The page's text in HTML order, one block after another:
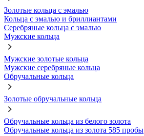
Золотые кольца с эмалью
Кольца с эмалью и бриллиантами
Серебряные кольца с эмалью
Мужские кольца
Мужские золотые кольца
Мужские серебряные кольца
Обручальные кольца
Золотые обручальные кольца
Обручальные кольца из белого золота
Обручальные кольца из золота 585 пробы